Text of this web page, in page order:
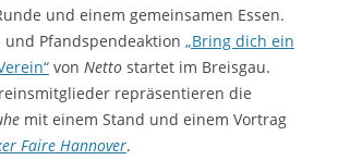
und einem gemeinsamen Essen.
und Pfandspendeaktion „Bring dich ein
von Netto startet im Breisgau.
repräsentieren die
mit einem Stand und einem Vortrag
Faire Hannover.